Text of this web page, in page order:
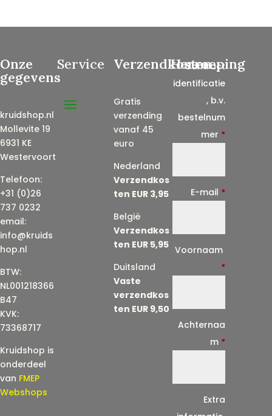
Onze
gegevens
kruidshop.nl
Mollevite 19
6931 KE
Westervoort
Telefoon:
+31 (0)26
737 0232
email:
info@kruids
hop.nl
BTW:
NL001218366
B47
KVK:
73368717
Kruidshop is
onderdeel
van FMEP
Webshops
Service Verzendkosten
Gratis
verzending
vanaf 45
euro
Nederland
Verzendkos
ten EUR 3,95
België
Verzendkos
ten EUR 5,95
Duitsland
Vaste
verzendkos
ten EUR 9,50
Herroeping
Contract
identificatie
, b.v.
bestelnum
mer *
E-mail *
Voornaam
*
Achternaa
m *
Extra